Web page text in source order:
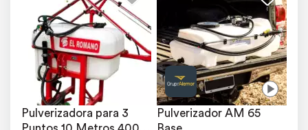
Pulverizadora para 3
Pulverizador AM 65